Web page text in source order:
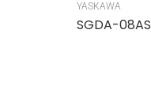
YASKAWA
SGDA-08AS